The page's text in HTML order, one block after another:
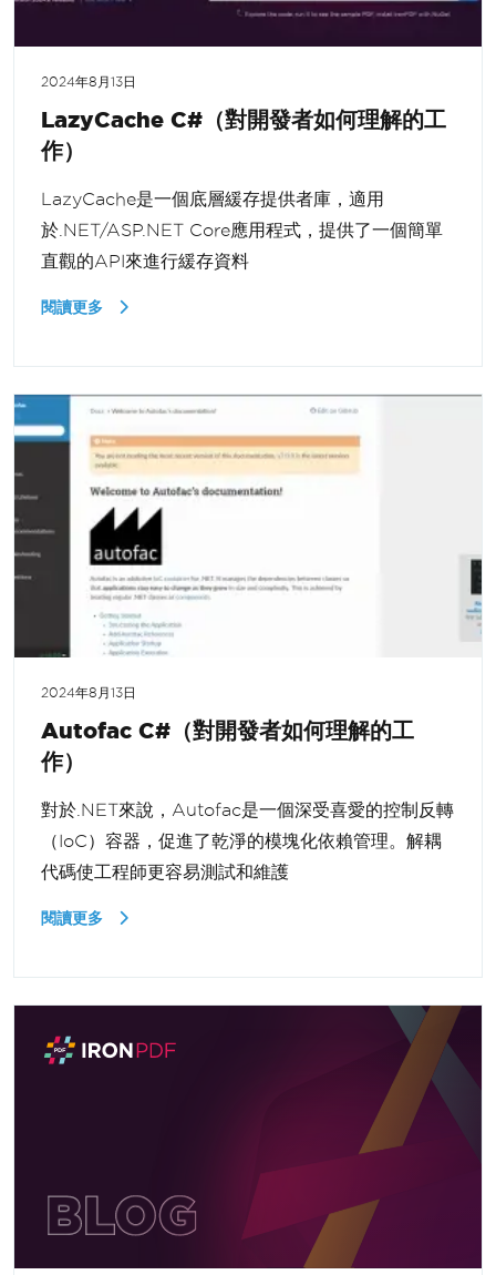
2024年8月13日
LazyCache C#（對開發者如何理解的工
作）
LazyCache是一個底層緩存提供者庫，適用
於.NET/ASP.NET Core應用程式，提供了一個簡單
直觀的API來進行緩存資料
閱讀更多
2024年8月13日
Autofac C#（對開發者如何理解的工
作）
對於.NET來說，Autofac是一個深受喜愛的控制反轉
（IoC）容器，促進了乾淨的模塊化依賴管理。解耦
代碼使工程師更容易測試和維護
閱讀更多